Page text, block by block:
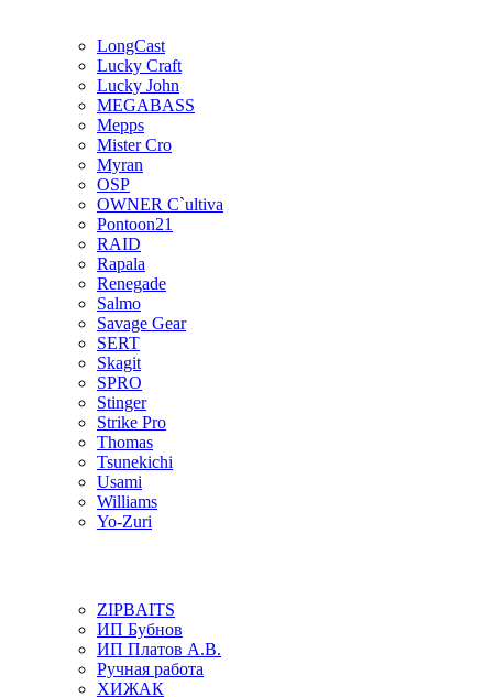
LongCast
Lucky Craft
Lucky John
MEGABASS
Mepps
Mister Cro
Myran
OSP
OWNER C`ultiva
Pontoon21
RAID
Rapala
Renegade
Salmo
Savage Gear
SERT
Skagit
SPRO
Stinger
Strike Pro
Thomas
Tsunekichi
Usami
Williams
Yo-Zuri
ZIPBAITS
ИП Бубнов
ИП Платов А.В.
Ручная работа
ХИЖАК